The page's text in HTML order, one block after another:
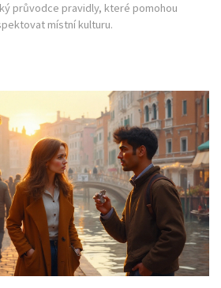
průvodce pravidly, které pomohou
místní kulturu.